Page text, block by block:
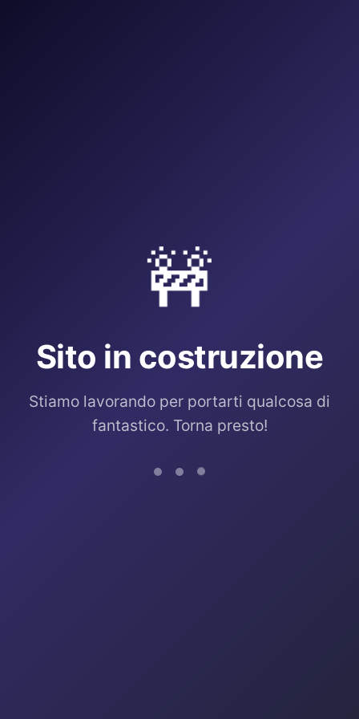
🚧
Sito in costruzione
Stiamo lavorando per portarti qualcosa di
fantastico. Torna presto!